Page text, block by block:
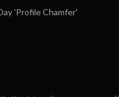
'Profile Chamfer'